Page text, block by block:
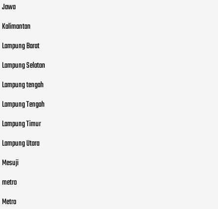
Jawa
Kalimantan
Lampung Barat
Lampung Selatan
Lampung tengah
Lampung Tengah
Lampung Timur
Lampung Utara
Mesuji
metro
Metro